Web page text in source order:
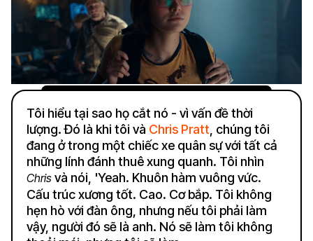
Tôi hiểu tại sao họ cắt nó - vì vấn đề thời
lượng. Đó là khi tôi và Chris Pratt, chúng tôi
đang ở trong một chiếc xe quân sự với tất cả
những lính đánh thuê xung quanh. Tôi nhìn
Chris và nói, 'Yeah. Khuôn hàm vuông vức.
Cấu trúc xương tốt. Cao. Cơ bắp. Tôi không
hẹn hò với đàn ông, nhưng nếu tôi phải làm
vậy, người đó sẽ là anh. Nó sẽ làm tôi không